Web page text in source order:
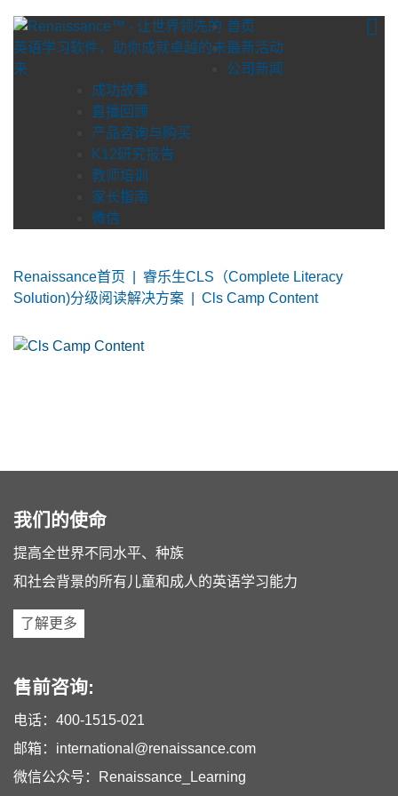
content
首页
最新活动
公司新闻
成功故事
直播回顾
产品咨询与购买
K12研究报告
教师培训
家长指南
微信
Renaissance首页
睿乐生CLS（Complete Literacy
Solution)分级阅读解决方案
Cls Camp Content
我们的使命
提高全世界不同水平、种族
和社会背景的所有儿童和成人的英语学习能力
了解更多
售前咨询:
电话： 400-1515-021
邮箱： international@renaissance.com
微信公众号：Renaissance_Learning